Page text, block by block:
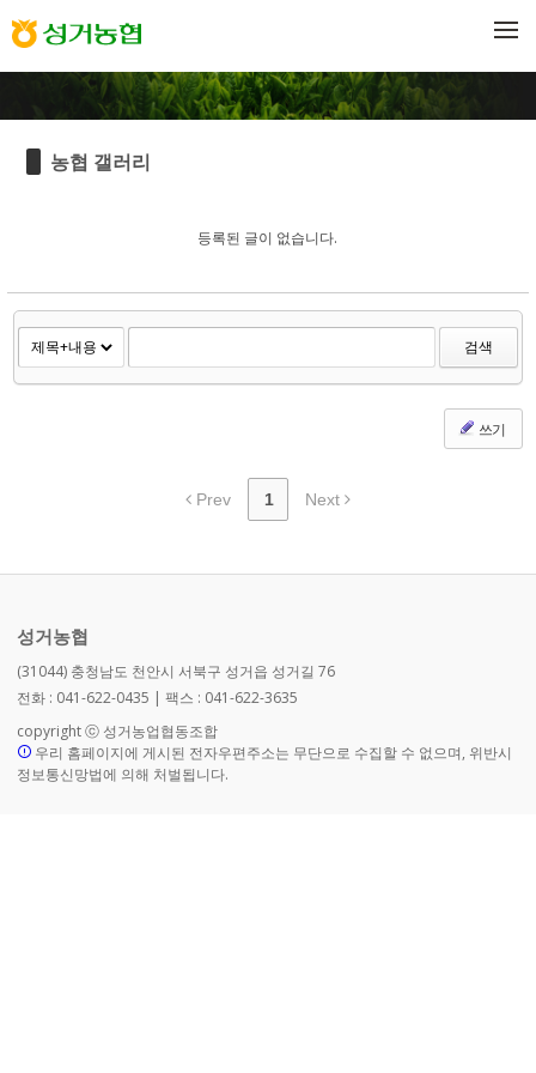
농협 갤러리
등록된 글이 없습니다.
검색
쓰기
Prev 1 Next
성거농협
(31044) 충청남도 천안시 서북구 성거읍 성거길 76
전화 : 041-622-0435 | 팩스 : 041-622-3635
copyright ⓒ 성거농업협동조합
우리 홈페이지에 게시된 전자우편주소는 무단으로 수집할 수 없으며, 위반시
정보통신망법에 의해 처벌됩니다.